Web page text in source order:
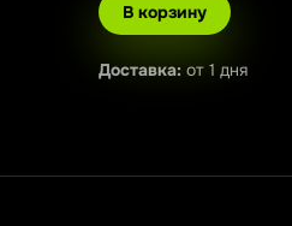
В корзину
Доставка: от 1 дня